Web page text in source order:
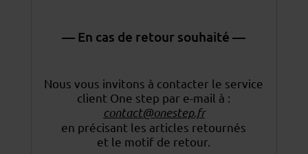
— En cas de retour souhaité —
Nous vous invitons à contacter le service
client One step par e-mail à :
contact@onestep.fr
en précisant les articles retournés
et le motif de retour.